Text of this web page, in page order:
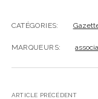
CATÉGORIES:
MARQUEURS:
ARTICLE PRÉCÉDENT